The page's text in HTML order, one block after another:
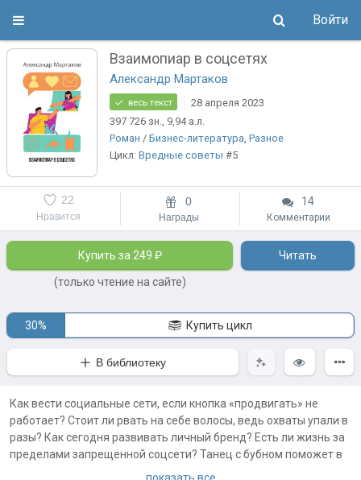
Войти
Взаимопиар в соцсетях
Александр Мартаков
весь текст
28 апреля 2023
397 726 зн., 9,94 а.л.
Роман /Бизнес-литература,Разное
Цикл:Вредные советы #5
Нравится
22 0
Награды
14
Комментарии
Купить за 249 ₽
(только чтение на сайте)
Читать
30% Купить цикл
В библиотеку
Как вести социальные сети, если кнопка «продвигать» не
работает? Стоит ли рвать на себе волосы, ведь охваты упали в
разы? Как сегодня развивать личный бренд? Есть ли жизнь за
пределами запрещенной соцсети? Танец с бубном поможет в